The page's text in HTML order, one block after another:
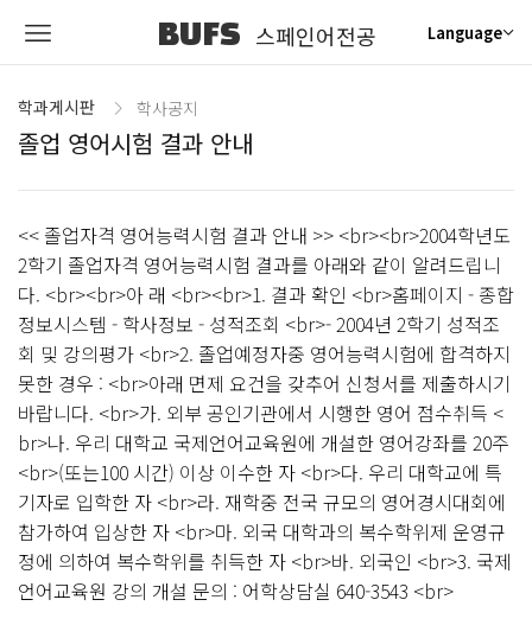
BUFS 스페인어전공 Language
학과게시판 학사공지
졸업 영어시험 결과 안내
<< 졸업자격 영어능력시험 결과 안내 >> <br><br>2004학년도
2학기 졸업자격 영어능력시험 결과를 아래와 같이 알려드립니
다. <br><br>아 래 <br><br>1. 결과 확인 <br>홈페이지 - 종합
정보시스템 - 학사정보 - 성적조회 <br>- 2004년 2학기 성적조
회 및 강의평가 <br>2. 졸업예정자중 영어능력시험에 합격하지
못한 경우 : <br>아래 면제 요건을 갖추어 신청서를 제출하시기
바랍니다. <br>가. 외부 공인기관에서 시행한 영어 점수취득 <
br>나. 우리 대학교 국제언어교육원에 개설한 영어강좌를 20주
<br>(또는100 시간) 이상 이수한 자 <br>다. 우리 대학교에 특
기자로 입학한 자 <br>라. 재학중 전국 규모의 영어경시대회에
참가하여 입상한 자 <br>마. 외국 대학과의 복수학위제 운영규
정에 의하여 복수학위를 취득한 자 <br>바. 외국인 <br>3. 국제
언어교육원 강의 개설 문의 : 어학상담실 640-3543 <br>